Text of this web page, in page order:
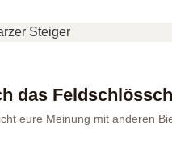
das
eure Meinung mit anderen